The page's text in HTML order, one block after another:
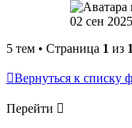
02 сен
5 тем • Страница 1 из 1
Вернуться к списку
Перейти